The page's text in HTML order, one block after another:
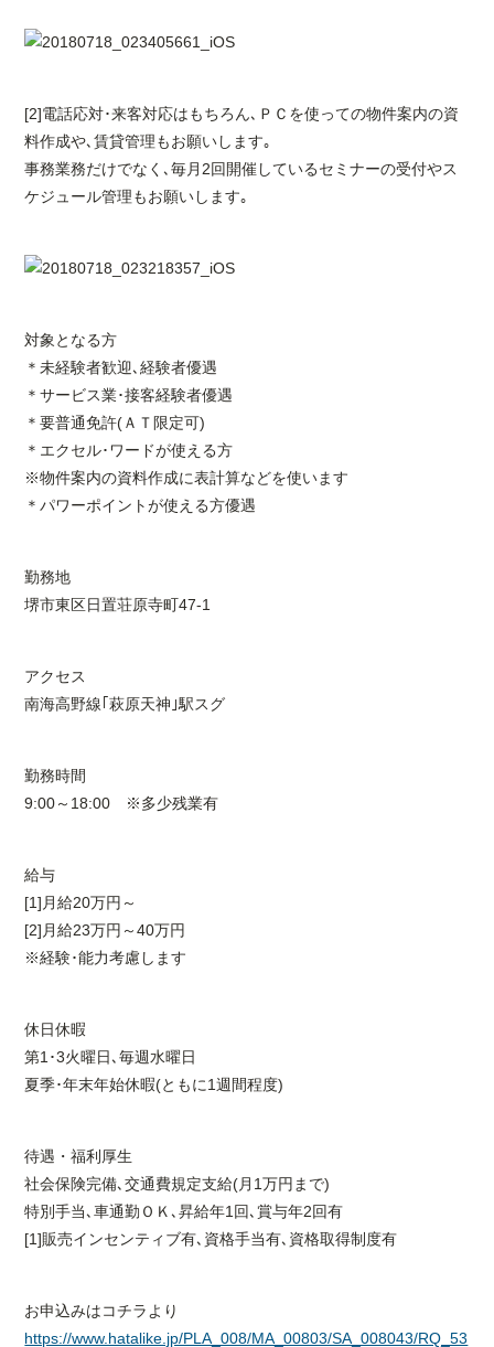
[2]電話応対･来客対応はもちろん､ＰＣを使っての物件案内の資
料作成や､賃貸管理もお願いします｡
事務業務だけでなく､毎月2回開催しているセミナーの受付やス
ケジュール管理もお願いします｡
対象となる方
＊未経験者歓迎､経験者優遇
＊サービス業･接客経験者優遇
＊要普通免許(ＡＴ限定可)
＊エクセル･ワードが使える方
※物件案内の資料作成に表計算などを使います
＊パワーポイントが使える方優遇
勤務地
堺市東区日置荘原寺町47-1
アクセス
南海高野線｢萩原天神｣駅スグ
勤務時間
9:00～18:00 ※多少残業有
給与
[1]月給20万円～
[2]月給23万円～40万円
※経験･能力考慮します
休日休暇
第1･3火曜日､毎週水曜日
夏季･年末年始休暇(ともに1週間程度)
待遇・福利厚生
社会保険完備､交通費規定支給(月1万円まで)
特別手当､車通勤ＯＫ､昇給年1回､賞与年2回有
[1]販売インセンティブ有､資格手当有､資格取得制度有
お申込みはコチラより
https://www.hatalike.jp/PLA_008/MA_00803/SA_008043/RQ_53